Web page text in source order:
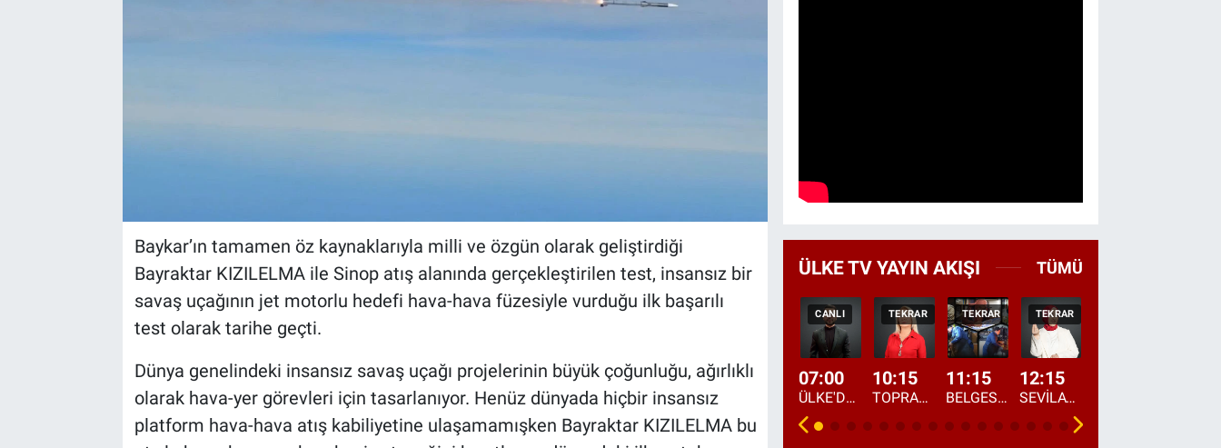
Baykar’ın tamamen öz kaynaklarıyla milli ve özgün olarak geliştirdiği
Bayraktar KIZILELMA ile Sinop atış alanında gerçekleştirilen test, insansız bir
savaş uçağının jet motorlu hedefi hava-hava füzesiyle vurduğu ilk başarılı
test olarak tarihe geçti.
Dünya genelindeki insansız savaş uçağı projelerinin büyük çoğunluğu, ağırlıklı
olarak hava-yer görevleri için tasarlanıyor. Henüz dünyada hiçbir insansız
platform hava-hava atış kabiliyetine ulaşamamışken Bayraktar KIZILELMA bu
ÜLKE TV YAYIN AKIŞI TÜMÜ
CANLI
07:00
ÜLKE'DE BU SABAH
TEKRAR
10:15
TOPRAKTAN SOFRAYA
TEKRAR
11:15
BELGESEL: "ÜLKE'NİN ALIN TERİ"
TEKRAR
12:15
SEVİLAY SUNGUR İLE ELİMİN BEREKETİ